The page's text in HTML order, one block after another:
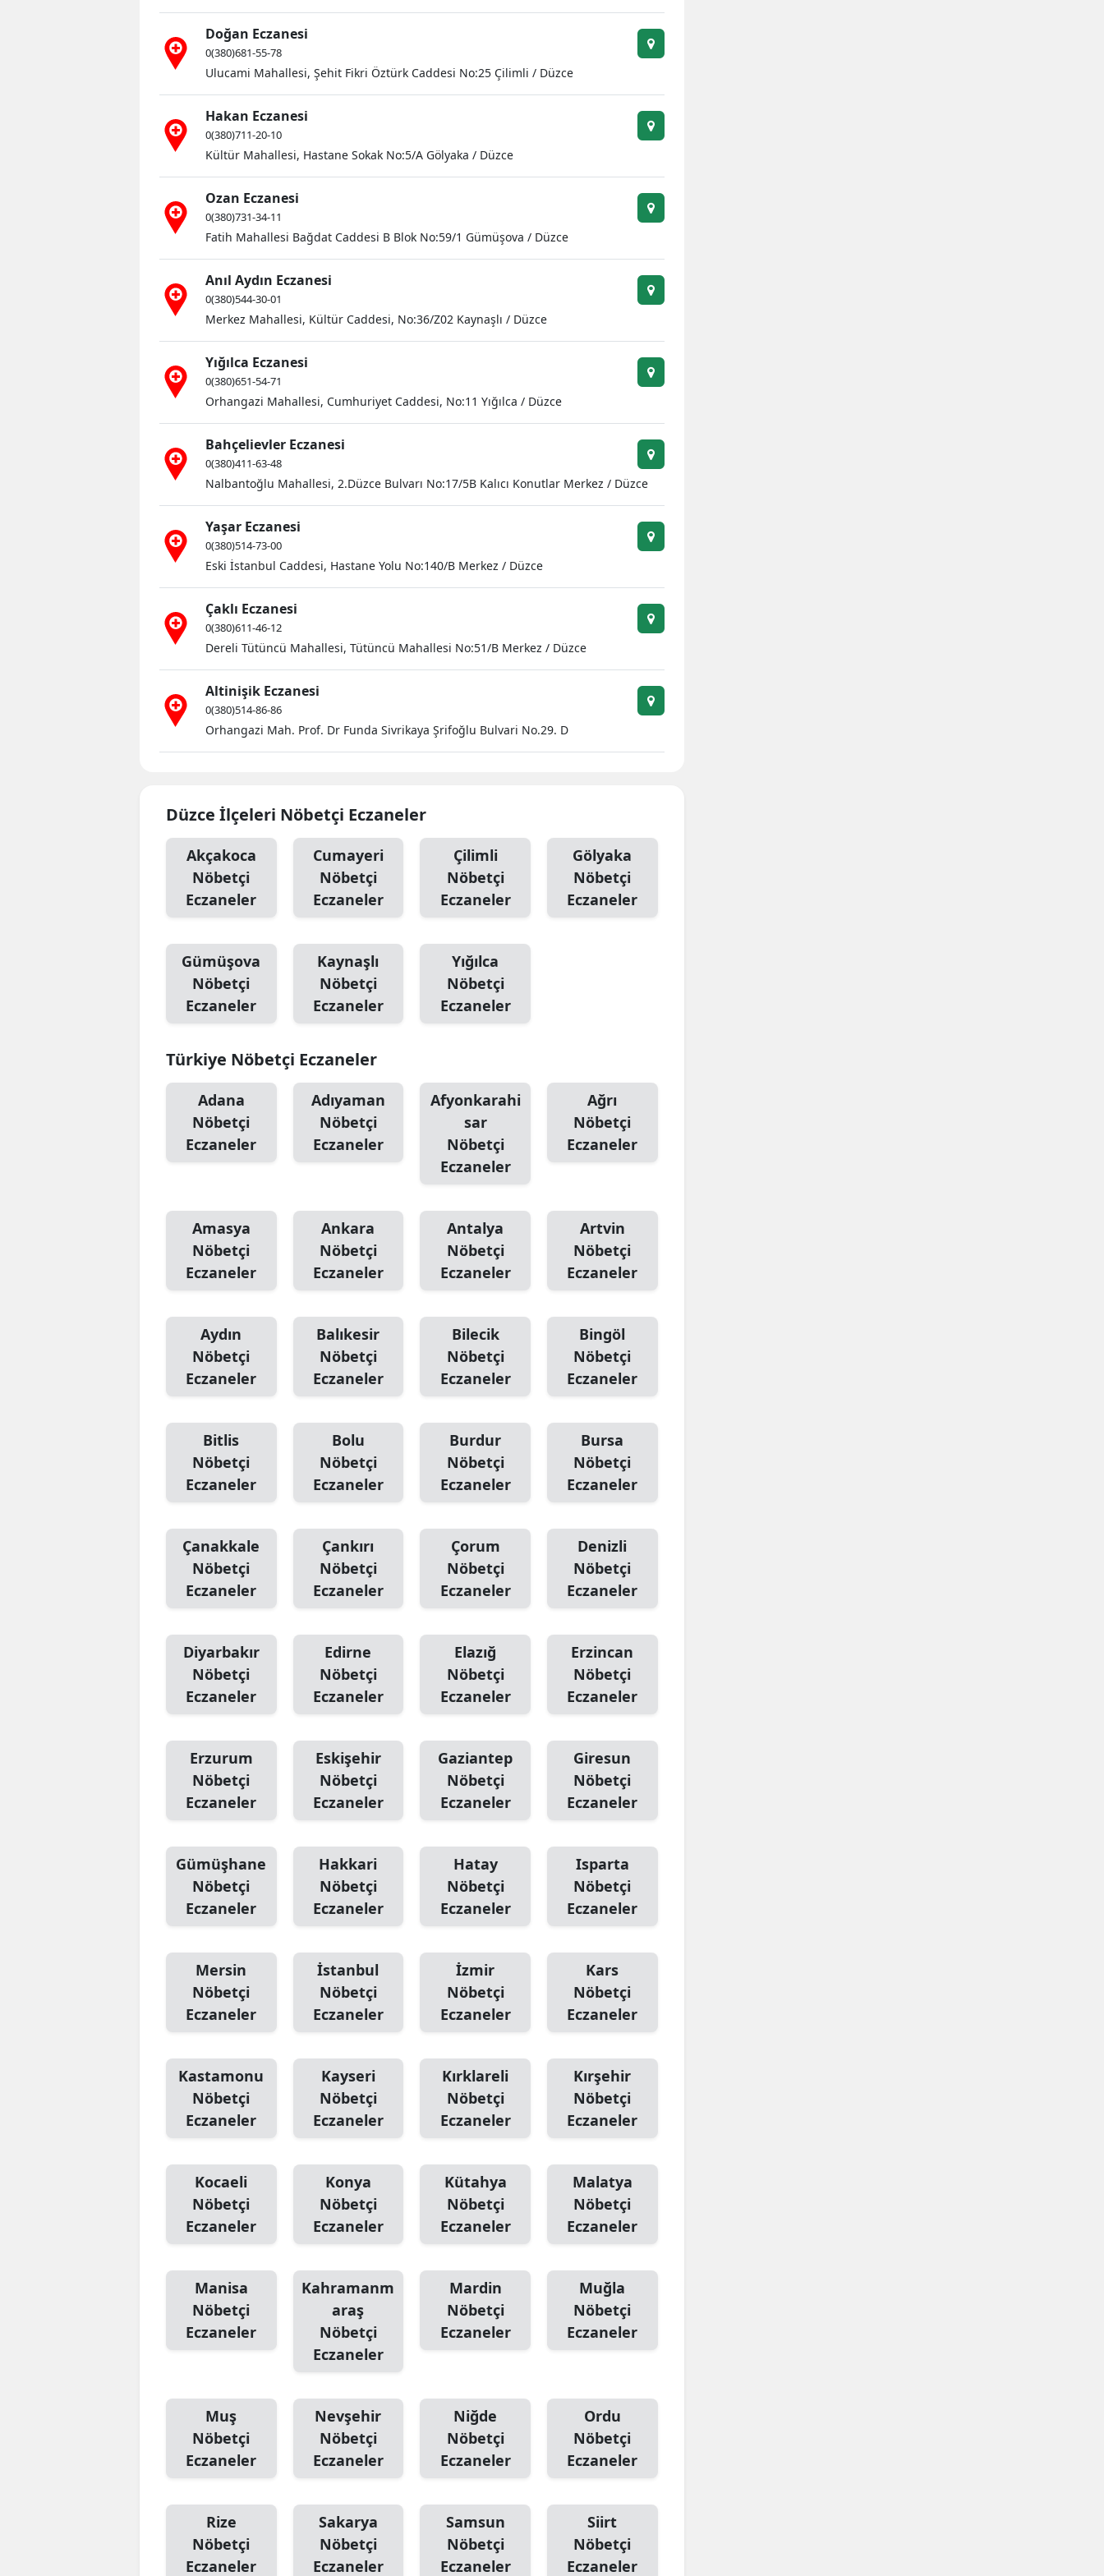
Doğan Eczanesi
0(380)681-55-78
Ulucami Mahallesi, Şehit Fikri Öztürk Caddesi No:25 Çilimli / Düzce
Hakan Eczanesi
0(380)711-20-10
Kültür Mahallesi, Hastane Sokak No:5/A Gölyaka / Düzce
Ozan Eczanesi
0(380)731-34-11
Fatih Mahallesi Bağdat Caddesi B Blok No:59/1 Gümüşova / Düzce
Anıl Aydın Eczanesi
0(380)544-30-01
Merkez Mahallesi, Kültür Caddesi, No:36/Z02 Kaynaşlı / Düzce
Yığılca Eczanesi
0(380)651-54-71
Orhangazi Mahallesi, Cumhuriyet Caddesi, No:11 Yığılca / Düzce
Bahçelievler Eczanesi
0(380)411-63-48
Nalbantoğlu Mahallesi, 2.Düzce Bulvarı No:17/5B Kalıcı Konutlar Merkez / Düzce
Yaşar Eczanesi
0(380)514-73-00
Eski İstanbul Caddesi, Hastane Yolu No:140/B Merkez / Düzce
Çaklı Eczanesi
0(380)611-46-12
Dereli Tütüncü Mahallesi, Tütüncü Mahallesi No:51/B Merkez / Düzce
Altinişik Eczanesi
0(380)514-86-86
Orhangazi Mah. Prof. Dr Funda Sivrikaya Şrifoğlu Bulvari No.29. D
Düzce İlçeleri Nöbetçi Eczaneler
Akçakoca
Nöbetçi
Eczaneler
Cumayeri
Nöbetçi
Eczaneler
Çilimli
Nöbetçi
Eczaneler
Gölyaka
Nöbetçi
Eczaneler
Gümüşova
Nöbetçi
Eczaneler
Kaynaşlı
Nöbetçi
Eczaneler
Yığılca
Nöbetçi
Eczaneler
Türkiye Nöbetçi Eczaneler
Adana
Nöbetçi
Eczaneler
Adıyaman
Nöbetçi
Eczaneler
Afyonkarahi
sar
Nöbetçi
Eczaneler
Ağrı
Nöbetçi
Eczaneler
Amasya
Nöbetçi
Eczaneler
Ankara
Nöbetçi
Eczaneler
Antalya
Nöbetçi
Eczaneler
Artvin
Nöbetçi
Eczaneler
Aydın
Nöbetçi
Eczaneler
Balıkesir
Nöbetçi
Eczaneler
Bilecik
Nöbetçi
Eczaneler
Bingöl
Nöbetçi
Eczaneler
Bitlis
Nöbetçi
Eczaneler
Bolu
Nöbetçi
Eczaneler
Burdur
Nöbetçi
Eczaneler
Bursa
Nöbetçi
Eczaneler
Çanakkale
Nöbetçi
Eczaneler
Çankırı
Nöbetçi
Eczaneler
Çorum
Nöbetçi
Eczaneler
Denizli
Nöbetçi
Eczaneler
Diyarbakır
Nöbetçi
Eczaneler
Edirne
Nöbetçi
Eczaneler
Elazığ
Nöbetçi
Eczaneler
Erzincan
Nöbetçi
Eczaneler
Erzurum
Nöbetçi
Eczaneler
Eskişehir
Nöbetçi
Eczaneler
Gaziantep
Nöbetçi
Eczaneler
Giresun
Nöbetçi
Eczaneler
Gümüşhane
Nöbetçi
Eczaneler
Hakkari
Nöbetçi
Eczaneler
Hatay
Nöbetçi
Eczaneler
Isparta
Nöbetçi
Eczaneler
Mersin
Nöbetçi
Eczaneler
İstanbul
Nöbetçi
Eczaneler
İzmir
Nöbetçi
Eczaneler
Kars
Nöbetçi
Eczaneler
Kastamonu
Nöbetçi
Eczaneler
Kayseri
Nöbetçi
Eczaneler
Kırklareli
Nöbetçi
Eczaneler
Kırşehir
Nöbetçi
Eczaneler
Kocaeli
Nöbetçi
Eczaneler
Konya
Nöbetçi
Eczaneler
Kütahya
Nöbetçi
Eczaneler
Malatya
Nöbetçi
Eczaneler
Manisa
Nöbetçi
Eczaneler
Kahramanm
araş
Nöbetçi
Eczaneler
Mardin
Nöbetçi
Eczaneler
Muğla
Nöbetçi
Eczaneler
Muş
Nöbetçi
Eczaneler
Nevşehir
Nöbetçi
Eczaneler
Niğde
Nöbetçi
Eczaneler
Ordu
Nöbetçi
Eczaneler
Rize
Nöbetçi
Eczaneler
Sakarya
Nöbetçi
Eczaneler
Samsun
Nöbetçi
Eczaneler
Siirt
Nöbetçi
Eczaneler